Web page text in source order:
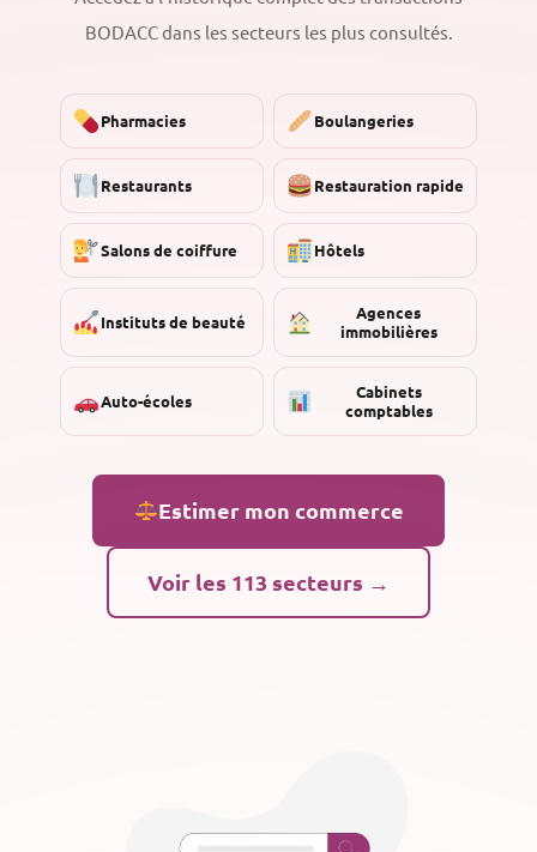
BODACC dans les secteurs les plus consultés.
Pharmacies Boulangeries
Restaurants Restauration rapide
Salons de coiffure Hôtels
Instituts de beauté
Agences
immobilières
Auto-écoles
Cabinets
comptables
Estimer mon commerce
Voir les 113 secteurs →